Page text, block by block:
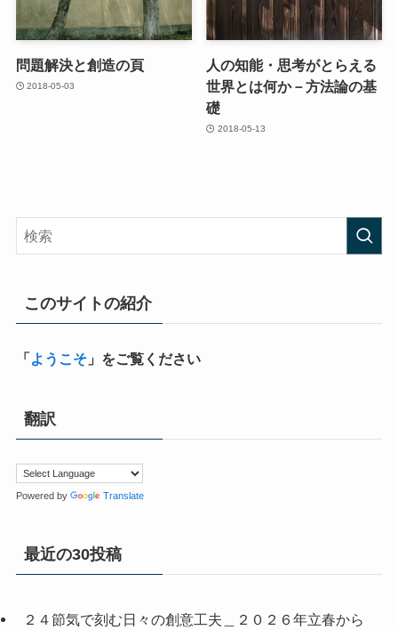
問題解決と創造の頁
2018-05-03
人の知能・思考がとらえる
世界とは何か－方法論の基
礎
2018-05-13
このサイトの紹介
「ようこそ」をご覧ください
翻訳
Powered by Translate
最近の30投稿
２４節気で刻む日々の創意工夫＿２０２６年立春から